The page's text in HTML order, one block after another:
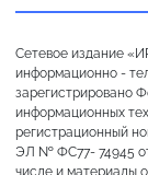
Сетевое издание
информационно -
зарегистрировано
информационных
регистрационный
ЭЛ № ФС77- 74945 от
числе и материалы